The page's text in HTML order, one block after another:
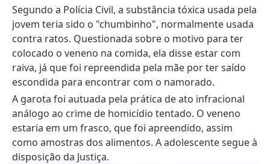
Segundo a Polícia Civil, a substância tóxica usada pela
jovem teria sido o "chumbinho", normalmente usada
contra ratos. Questionada sobre o motivo para ter
colocado o veneno na comida, ela disse estar com
raiva, já que foi repreendida pela mãe por ter saído
escondida para encontrar com o namorado.
A garota foi autuada pela prática de ato infracional
análogo ao crime de homicídio tentado. O veneno
estaria em um frasco, que foi apreendido, assim
como amostras dos alimentos. A adolescente segue à
disposição da Justiça.